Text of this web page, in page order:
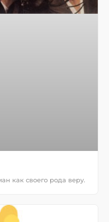
как своего рода веру.